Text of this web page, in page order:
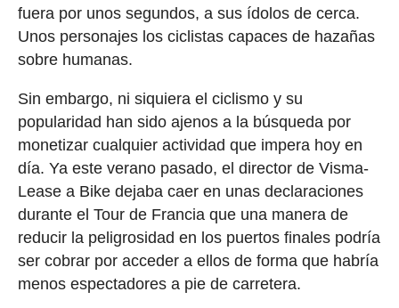
fuera por unos segundos, a sus ídolos de cerca.
Unos personajes los ciclistas capaces de hazañas
sobre humanas.
Sin embargo, ni siquiera el ciclismo y su
popularidad han sido ajenos a la búsqueda por
monetizar cualquier actividad que impera hoy en
día. Ya este verano pasado, el director de Visma-
Lease a Bike dejaba caer en unas declaraciones
durante el Tour de Francia que una manera de
reducir la peligrosidad en los puertos finales podría
ser cobrar por acceder a ellos de forma que habría
menos espectadores a pie de carretera.